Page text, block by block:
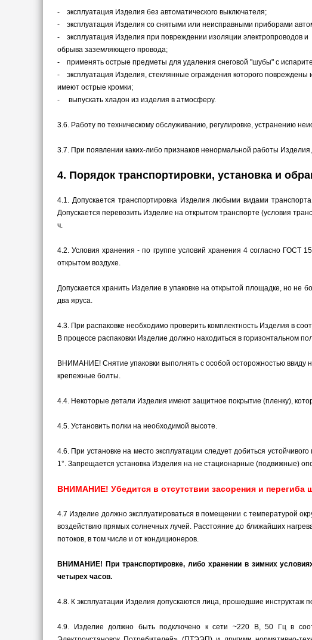
- эксплуатация Изделия без автоматического выключателя;
- эксплуатация Изделия со снятыми или неисправными приборами
- эксплуатация Изделия при повреждении изоляции электропроводов и
обрыва заземляющего провода;
- применять острые предметы для удаления снеговой "шубы" с
- эксплуатация Изделия, стеклянные ограждения которого повреждены
имеют острые кромки;
- выпускать хладон из изделия в атмосферу.
3.6. Работу по техническому обслуживанию, регулировке, устранению
3.7. При появлении каких-либо признаков ненормальной работы
4. Порядок транспортировки, установка и
4.1. Допускается транспортировка Изделия любыми видами
Допускается перевозить Изделие на открытом транспорте (условия
ч.
4.2. Условия хранения - по группе условий хранения 4 согласно ГОСТ
открытом воздухе.
Допускается хранить Изделие в упаковке на открытой площадке, но не
два яруса.
4.3. При распаковке необходимо проверить комплектность Изделия в
В процессе распаковки Изделие должно находиться в горизонтальном
ВНИМАНИЕ! Снятие упаковки выполнять с особой осторожностью ввиду
крепежные болты.
4.4. Некоторые детали Изделия имеют защитное покрытие (пленку),
4.5. Установить полки на необходимой высоте.
4.6. При установке на место эксплуатации следует добиться
1°. Запрещается установка Изделия на не стационарные (подвижные)
ВНИМАНИЕ! Убедится в отсутствии засорения и перегиба
4.7 Изделие должно эксплуатироваться в помещении с температурой
воздействию прямых солнечных лучей. Расстояние до ближайших
потоков, в том числе и от кондиционеров.
ВНИМАНИЕ! При транспортировке, либо хранении в зимних
четырех часов.
4.8. К эксплуатации Изделия допускаются лица, прошедшие
4.9. Изделие должно быть подключено к сети ~220 В, 50 Гц в